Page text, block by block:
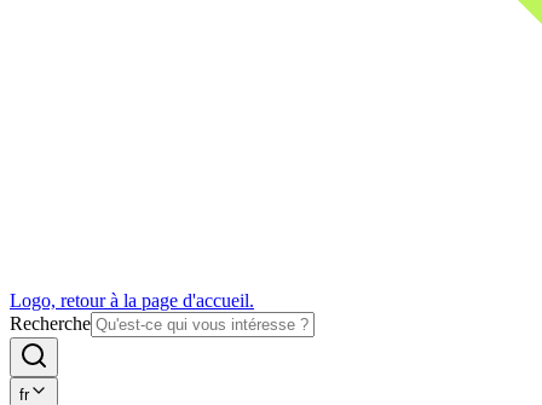
Logo, retour à la page d'accueil.
Recherche
fr